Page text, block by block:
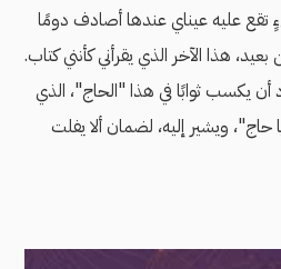
تقع عليه عيناي عندها أصادف دومًا
هذا الآخر الذي يقرأني كأنني كتاب.
يكسب ثوابًا في هذا "الحاج"، الذي
ويشير إليه، لضمان ألا يفلت